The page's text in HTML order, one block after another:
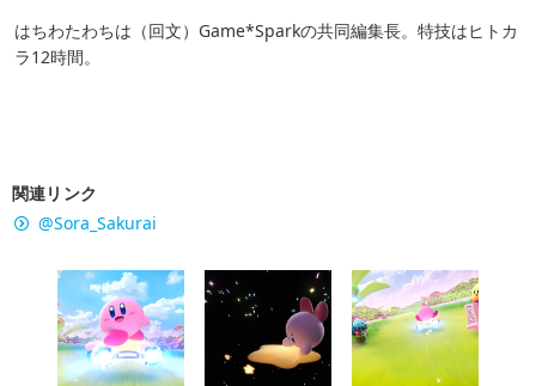
はちわたわちは（回文）Game*Sparkの共同編集長。特技はヒトカ
ラ12時間。
関連リンク
@Sora_Sakurai